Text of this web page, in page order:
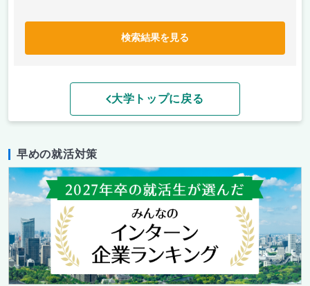
検索結果を見る
大学トップに戻る
早めの就活対策